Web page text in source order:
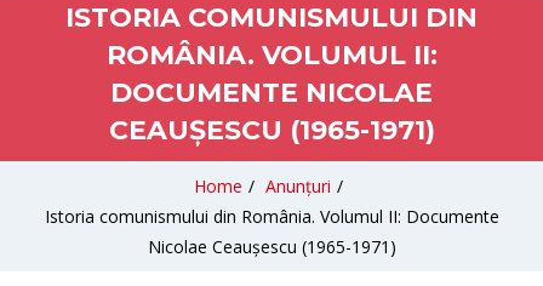
ISTORIA COMUNISMULUI DIN
ROMÂNIA. VOLUMUL II:
DOCUMENTE NICOLAE
CEAUȘESCU (1965-1971)
Home / Anunțuri /
Istoria comunismului din România. Volumul II: Documente
Nicolae Ceaușescu (1965-1971)